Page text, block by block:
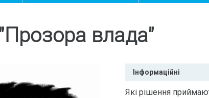
влада"
Інформаційні
Які рішення